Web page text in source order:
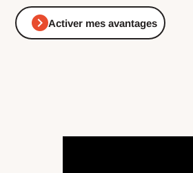
Activer mes avantages